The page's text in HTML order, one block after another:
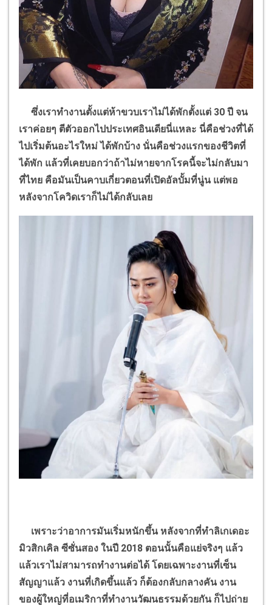
ซึ่งเราทำงานตั้งแต่ห้าขวบเราไม่ได้พักตั้งแต่ 30 ปี จน
เราค่อยๆ ตีตัวออกไปประเทศอินเดียนี่แหละ นี่คือช่วงที่ได้
ไปเริ่มต้นอะไรใหม่ ได้พักบ้าง นั่นคือช่วงแรกของชีวิตที่
ได้พัก แล้วที่เคยบอกว่าถ้าไม่หายจากโรคนี้จะไม่กลับมา
ที่ไทย คือมันเป็นคาบเกี่ยวตอนที่เปิดอัลบั้มที่นู่น แต่พอ
หลังจากโควิดเราก็ไม่ได้กลับเลย
เพราะว่าอาการมันเริ่มหนักขึ้น หลังจากที่ทำลิเกเดอะ
มิวสิกเคิล ซีซั่นสอง ในปี 2018 ตอนนั้นคือแย่จริงๆ แล้ว
แล้วเราไม่สามารถทำงานต่อได้ โดยเฉพาะงานที่เซ็น
สัญญาแล้ว งานที่เกิดขึ้นแล้ว ก็ต้องกลับกลางคัน งาน
ของผู้ใหญ่ที่อเมริกาที่ทำงานวัฒนธรรมด้วยกัน ก็ไปถ่าย